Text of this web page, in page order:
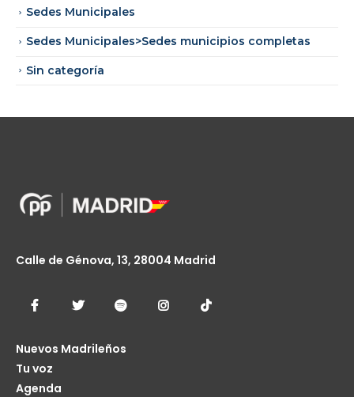
Sedes Municipales
Sedes Municipales>Sedes municipios completas
Sin categoría
Calle de Génova, 13, 28004 Madrid
Nuevos Madrileños
Tu voz
Agenda